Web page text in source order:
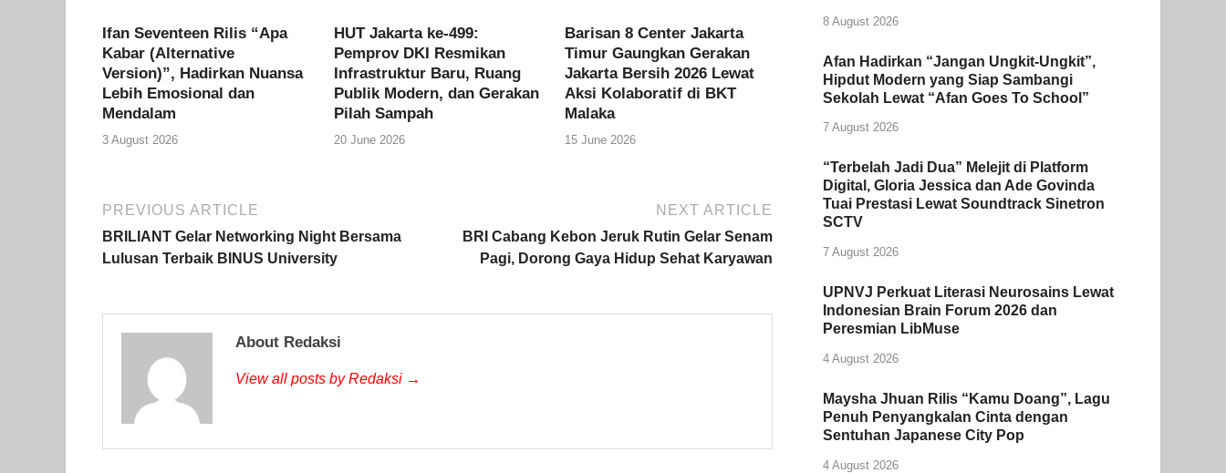
Ifan Seventeen Rilis “Apa
Kabar (Alternative
Version)”, Hadirkan Nuansa
Lebih Emosional dan
Mendalam
3 August 2026
HUT Jakarta ke-499:
Pemprov DKI Resmikan
Infrastruktur Baru, Ruang
Publik Modern, dan Gerakan
Pilah Sampah
20 June 2026
Barisan 8 Center Jakarta
Timur Gaungkan Gerakan
Jakarta Bersih 2026 Lewat
Aksi Kolaboratif di BKT
Malaka
15 June 2026
PREVIOUS ARTICLE
BRILIANT Gelar Networking Night Bersama
Lulusan Terbaik BINUS University
NEXT ARTICLE
BRI Cabang Kebon Jeruk Rutin Gelar Senam
Pagi, Dorong Gaya Hidup Sehat Karyawan
About Redaksi
View all posts by Redaksi →
8 August 2026
Afan Hadirkan “Jangan Ungkit-Ungkit”,
Hipdut Modern yang Siap Sambangi
Sekolah Lewat “Afan Goes To School”
7 August 2026
“Terbelah Jadi Dua” Melejit di Platform
Digital, Gloria Jessica dan Ade Govinda
Tuai Prestasi Lewat Soundtrack Sinetron
SCTV
7 August 2026
UPNVJ Perkuat Literasi Neurosains Lewat
Indonesian Brain Forum 2026 dan
Peresmian LibMuse
4 August 2026
Maysha Jhuan Rilis “Kamu Doang”, Lagu
Penuh Penyangkalan Cinta dengan
Sentuhan Japanese City Pop
4 August 2026